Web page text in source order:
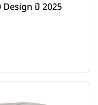
ปี 2025